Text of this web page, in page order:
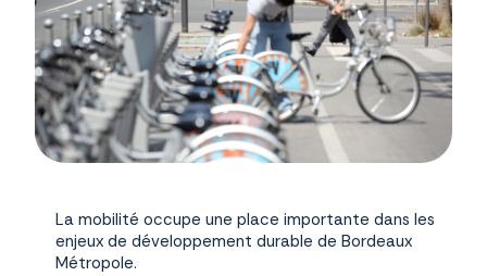
La mobilité occupe une place importante dans les
enjeux de développement durable de Bordeaux
Métropole.